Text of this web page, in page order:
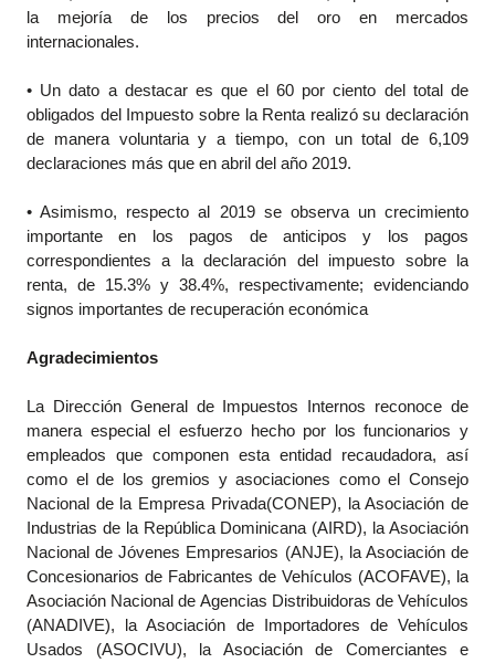
la mejoría de los precios del oro en mercados
internacionales.
• Un dato a destacar es que el 60 por ciento del total de
obligados del Impuesto sobre la Renta realizó su declaración
de manera voluntaria y a tiempo, con un total de 6,109
declaraciones más que en abril del año 2019.
• Asimismo, respecto al 2019 se observa un crecimiento
importante en los pagos de anticipos y los pagos
correspondientes a la declaración del impuesto sobre la
renta, de 15.3% y 38.4%, respectivamente; evidenciando
signos importantes de recuperación económica
Agradecimientos
La Dirección General de Impuestos Internos reconoce de
manera especial el esfuerzo hecho por los funcionarios y
empleados que componen esta entidad recaudadora, así
como el de los gremios y asociaciones como el Consejo
Nacional de la Empresa Privada(CONEP), la Asociación de
Industrias de la República Dominicana (AIRD), la Asociación
Nacional de Jóvenes Empresarios (ANJE), la Asociación de
Concesionarios de Fabricantes de Vehículos (ACOFAVE), la
Asociación Nacional de Agencias Distribuidoras de Vehículos
(ANADIVE), la Asociación de Importadores de Vehículos
Usados (ASOCIVU), la Asociación de Comerciantes e